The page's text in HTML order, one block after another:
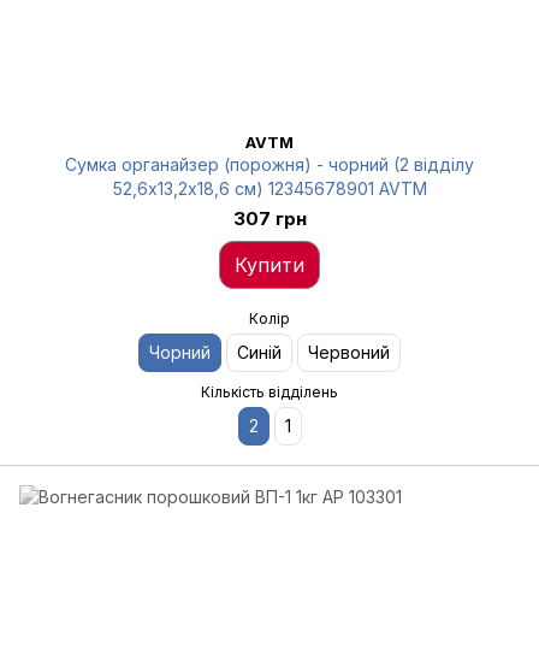
AVTM
Сумка органайзер (порожня) - чорний (2 відділу
52,6х13,2х18,6 см) 12345678901 AVTM
307 грн
Купити
Колір
Чорний Синій Червоний
Кількість відділень
2 1